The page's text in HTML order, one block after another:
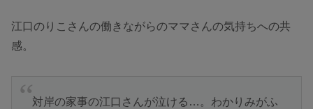
江口のりこさんの働きながらのママさんの気持ちへの共
感。
対岸の家事の江口さんが泣ける…。わかりみがふ